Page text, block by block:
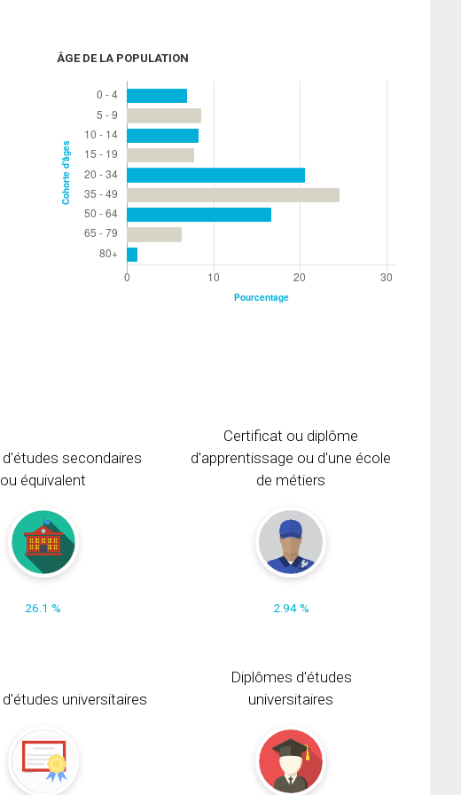
ÂGE DE LA POPULATION
secondaires
ou équivalent
26.1 %
Certificat ou diplôme
d'apprentissage ou d'une école
de métiers
2.94 %
universitaires
Diplômes d'études
universitaires